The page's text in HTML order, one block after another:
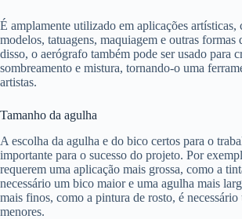
É amplamente utilizado em aplicações artísticas,
modelos, tatuagens, maquiagem e outras formas
disso, o aerógrafo também pode ser usado para
sombreamento e mistura, tornando-o uma
artistas.
Tamanho da agulha
A escolha da agulha e do bico certos para o
importante para o sucesso do projeto. Por
requerem uma aplicação mais grossa, como a
necessário um bico maior e uma agulha mais
mais finos, como a pintura de rosto, é
menores.